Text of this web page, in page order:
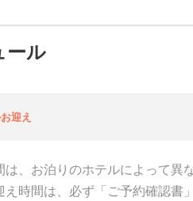
ール
迎え
、お泊りのホテルによって異な
時間は、必ず「ご予約確認書